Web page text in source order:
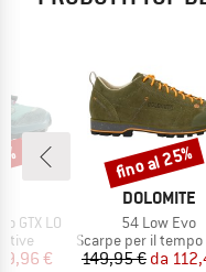
GTX LO
ridotto
€
MARCHIO
DOLOMITE
Articolo
54 Low Evo
Gruppo di prodotti
Scarpe per il tempo
149,95 € da
Sconto
fino al 25%